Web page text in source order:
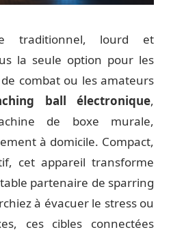
traditionnel, lourd et
la seule option pour les
combat ou les amateurs
ball électronique,
de boxe murale,
à domicile. Compact,
cet appareil transforme
partenaire de sparring
à évacuer le stress ou
ces cibles connectées